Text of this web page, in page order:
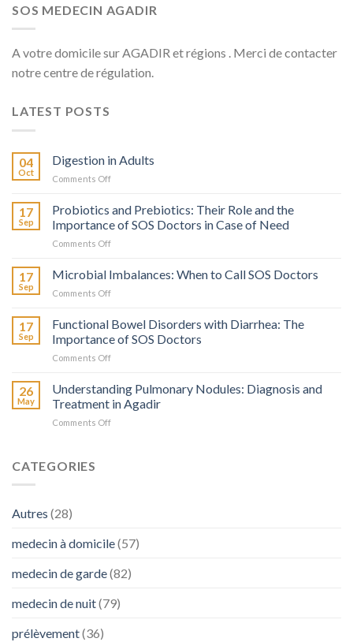
SOS MEDECIN AGADIR
A votre domicile sur AGADIR et régions . Merci de contacter
notre centre de régulation.
LATEST POSTS
04
Oct
Digestion in Adults
Comments Offon
Digestion
chez
l’Adulte
17
Sep
Probiotics and Prebiotics: Their Role and the
Importance of SOS Doctors in Case of Need
Comments Offon
et
Prébiotiques
:
Rôle
et
Médecins
en
17
Sep
Microbial Imbalances: When to Call SOS Doctors
Comments Offon
Microbiens
:
Quand
Faire
à
SOS
Médecins
17
Sep
Functional Bowel Disorders with Diarrhea: The
Importance of SOS Doctors
Comments Offon
Fonctionnels
Intestinaux
avec
Diarrhée
26
May
Understanding Pulmonary Nodules: Diagnosis and
Treatment in Agadir
Comments Offon
à
CATEGORIES
Autres (28)
medecin à domicile(57)
medecin de garde(82)
medecin de nuit(79)
prélèvement(36)